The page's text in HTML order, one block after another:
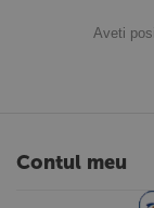
Aveti
Contul meu